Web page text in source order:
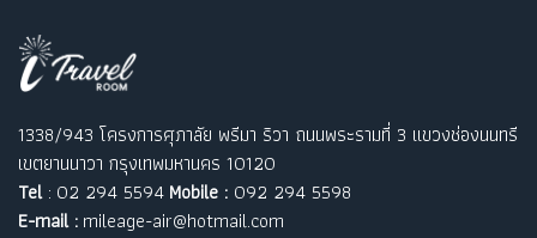
1338/943 โครงการศุภาลัย พรีมา ริวา ถนนพระรามที่ 3 แขวงช่องนนทรี
เขตยานนาวา กรุงเทพมหานคร 10120
Tel: 02 294 5594 Mobile : 092 294 5598
E-mail : mileage-air@hotmail.com